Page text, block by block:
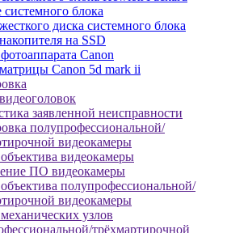
системного блока
диска системного блока
на SSD
Canon
Canon 5d mark ii
заявленной неисправности
полупрофессиональной/
видеокамеры
видеокамеры
ПО видеокамеры
полупрофессиональной/
видеокамеры
узлов
трёхмартирочной